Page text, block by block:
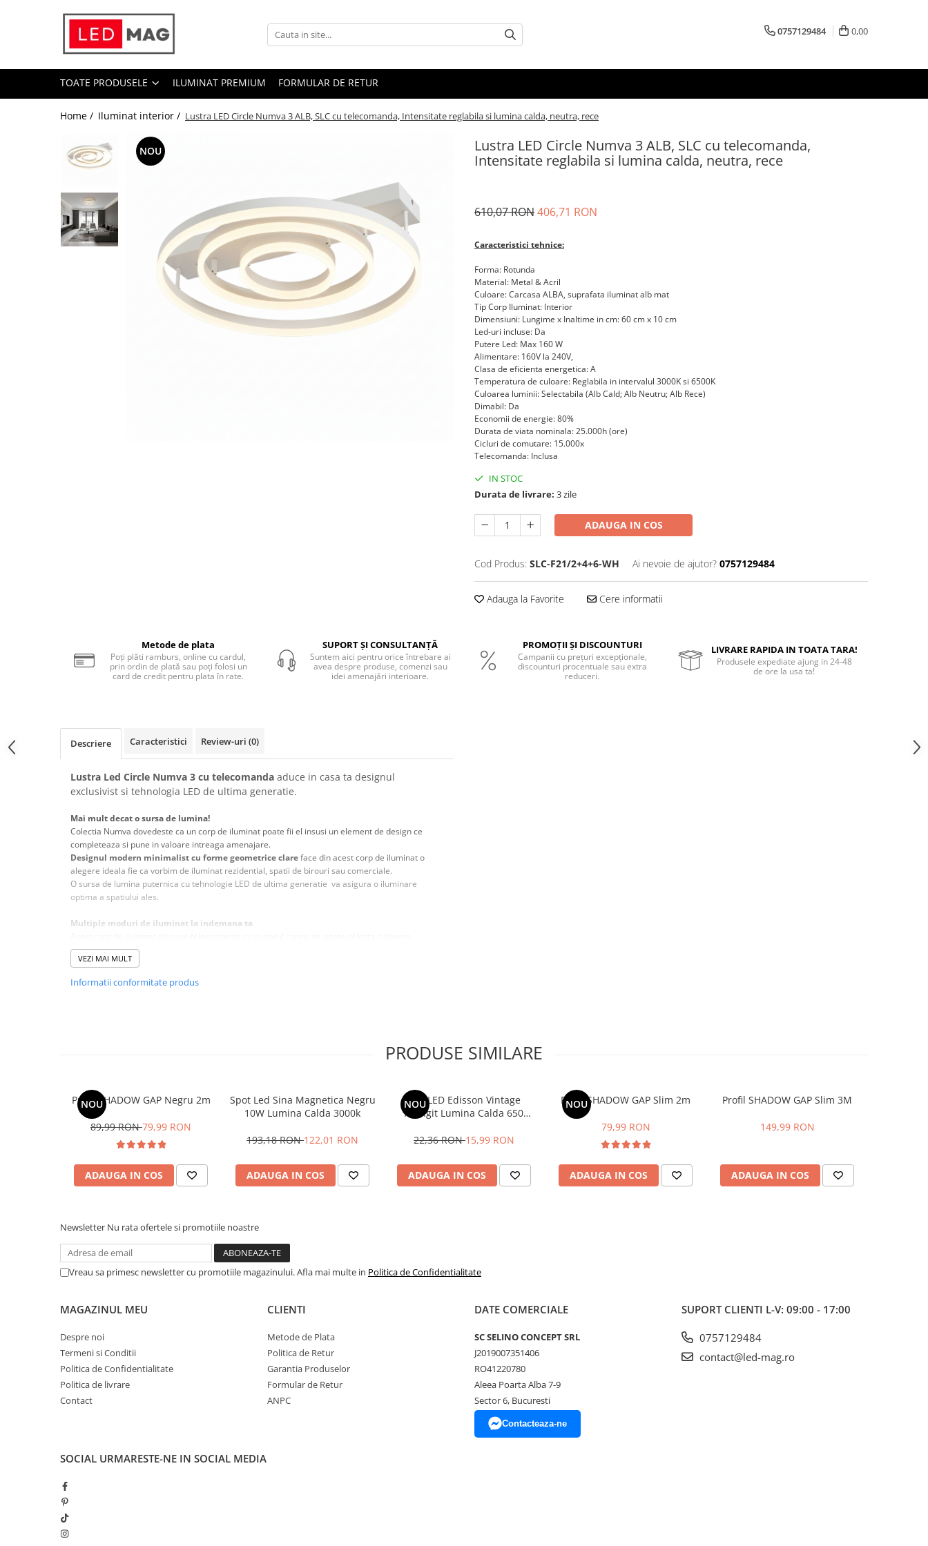
Toate Produsele
Lustre LED
Aplice perete
Accesorii iluminat
Iluminat bucatarie
Iluminat scari
Iluminat birou
Iluminat hala industriala
Iluminat stradal
Sisteme Iluminat pe Sina
0757129484 0,00
TOATE PRODUSELE ILUMINAT PREMIUM FORMULAR DE RETUR
Home / Iluminat interior / Lustra LED Circle Numva 3 ALB, SLC cu telecomanda, Intensitate reglabila si lumina calda, neutra, rece
Lustra LED Circle Numva 3 ALB, SLC cu telecomanda,
Intensitate reglabila si lumina calda, neutra, rece
NOU
610,07 RON406,71 RON
Caracteristici tehnice:
Forma: Rotunda
Material: Metal & Acril
Culoare: Carcasa ALBA, suprafata iluminat alb mat
Tip Corp Iluminat: Interior
Dimensiuni: Lungime x Inaltime in cm: 60 cm x 10 cm
Led-uri incluse: Da
Putere Led: Max 160 W
Alimentare: 160V la 240V,
Clasa de eficienta energetica: A
Temperatura de culoare: Reglabila in intervalul 3000K si 6500K
Culoarea luminii: Selectabila (Alb Cald; Alb Neutru; Alb Rece)
Dimabil: Da
Economii de energie: 80%
Durata de viata nominala: 25.000h (ore)
Cicluri de comutare: 15.000x
Telecomanda: Inclusa
IN STOC
Durata de livrare: 3 zile
ADAUGA IN COS
Cod Produs: SLC-F21/2+4+6-WH Ai nevoie de ajutor? 0757129484
Adauga la Favorite Cere informatii
Metode de plata
Poți plăti ramburs, online cu cardul,
prin ordin de plată sau poți folosi un
card de credit pentru plata în rate.
SUPORT ȘI CONSULTANȚĂ
Suntem aici pentru orice întrebare ai
avea despre produse, comenzi sau
idei amenajări interioare.
PROMOȚII ȘI DISCOUNTURI
Campanii cu prețuri excepționale,
discounturi procentuale sau extra
reduceri.
LIVRARE RAPIDA IN TOATA TARA!
Produsele expediate ajung in 24-48
de ore la usa ta!
Descriere Caracteristici Review-uri (0)
Lustra Led Circle Numva 3 cu telecomanda aduce in casa ta designul
exclusivist si tehnologia LED de ultima generatie.
Mai mult decat o sursa de lumina!
Colectia Numva dovedeste ca un corp de iluminat poate fii el insusi un element de design ce
completeaza si pune in valoare intreaga amenajare.
Designul modern minimalist cu forme geometrice clareface din acest corp de iluminat o
alegere ideala fie ca vorbim de iluminat rezidential, spatii de birouri sau comerciale.
O sursa de lumina puternica cu tehnologie LED de ultima generatie va asigura o iluminare
optima a spatiului ales.
Multiple moduri de iluminat la indemana ta
luminoasa (calda, neutra, rece in intervalul 3200-6500 K) dar si intensitatea dorita.
In comparatie cu sursele de iluminat conventionale, corpurile de iluminat cu LED consuma o
VEZI MAI MULT
Informatii conformitate produs
PRODUSE SIMILARE
NOU
Profil SHADOW GAP Negru 2m
89,99 RON79,99 RON
ADAUGA IN COS
Spot Led Sina Magnetica Negru
10W Lumina Calda 3000k
193,18 RON122,01 RON
ADAUGA IN COS
NOU
Bec LED Edisson Vintage
Alungit Lumina Calda 650
22,36 RON15,99 RON
ADAUGA IN COS
NOU
Profil SHADOW GAP Slim 2m
79,99 RON
ADAUGA IN COS
Profil SHADOW GAP Slim 3M
149,99 RON
ADAUGA IN COS
Newsletter Nu rata ofertele si promotiile noastre
Vreau sa primesc newsletter cu promotiile magazinului. Afla mai multe in Politica de Confidentialitate
MAGAZINUL MEU
Despre noi
Termeni si Conditii
Politica de Confidentialitate
Politica de livrare
Contact
CLIENTI
Metode de Plata
Politica de Retur
Garantia Produselor
Formular de Retur
ANPC
DATE COMERCIALE
SC SELINO CONCEPT SRL
J2019007351406
RO41220780
Aleea Poarta Alba 7-9
Sector 6, Bucuresti
Contacteaza-ne
SUPORT CLIENTI L-V: 09:00 - 17:00
0757129484
contact@led-mag.ro
SOCIAL URMARESTE-NE IN SOCIAL MEDIA